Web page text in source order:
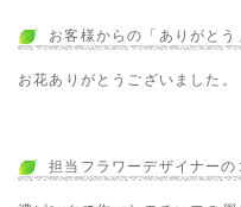
お客様からの「ありがとう
お花ありがとうございました。
担当フラワーデザイナーの